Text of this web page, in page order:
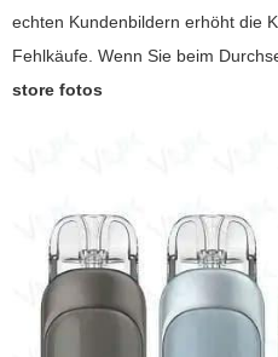
echten Kundenbildern erhöht die
Fehlkäufe. Wenn Sie beim
store fotos